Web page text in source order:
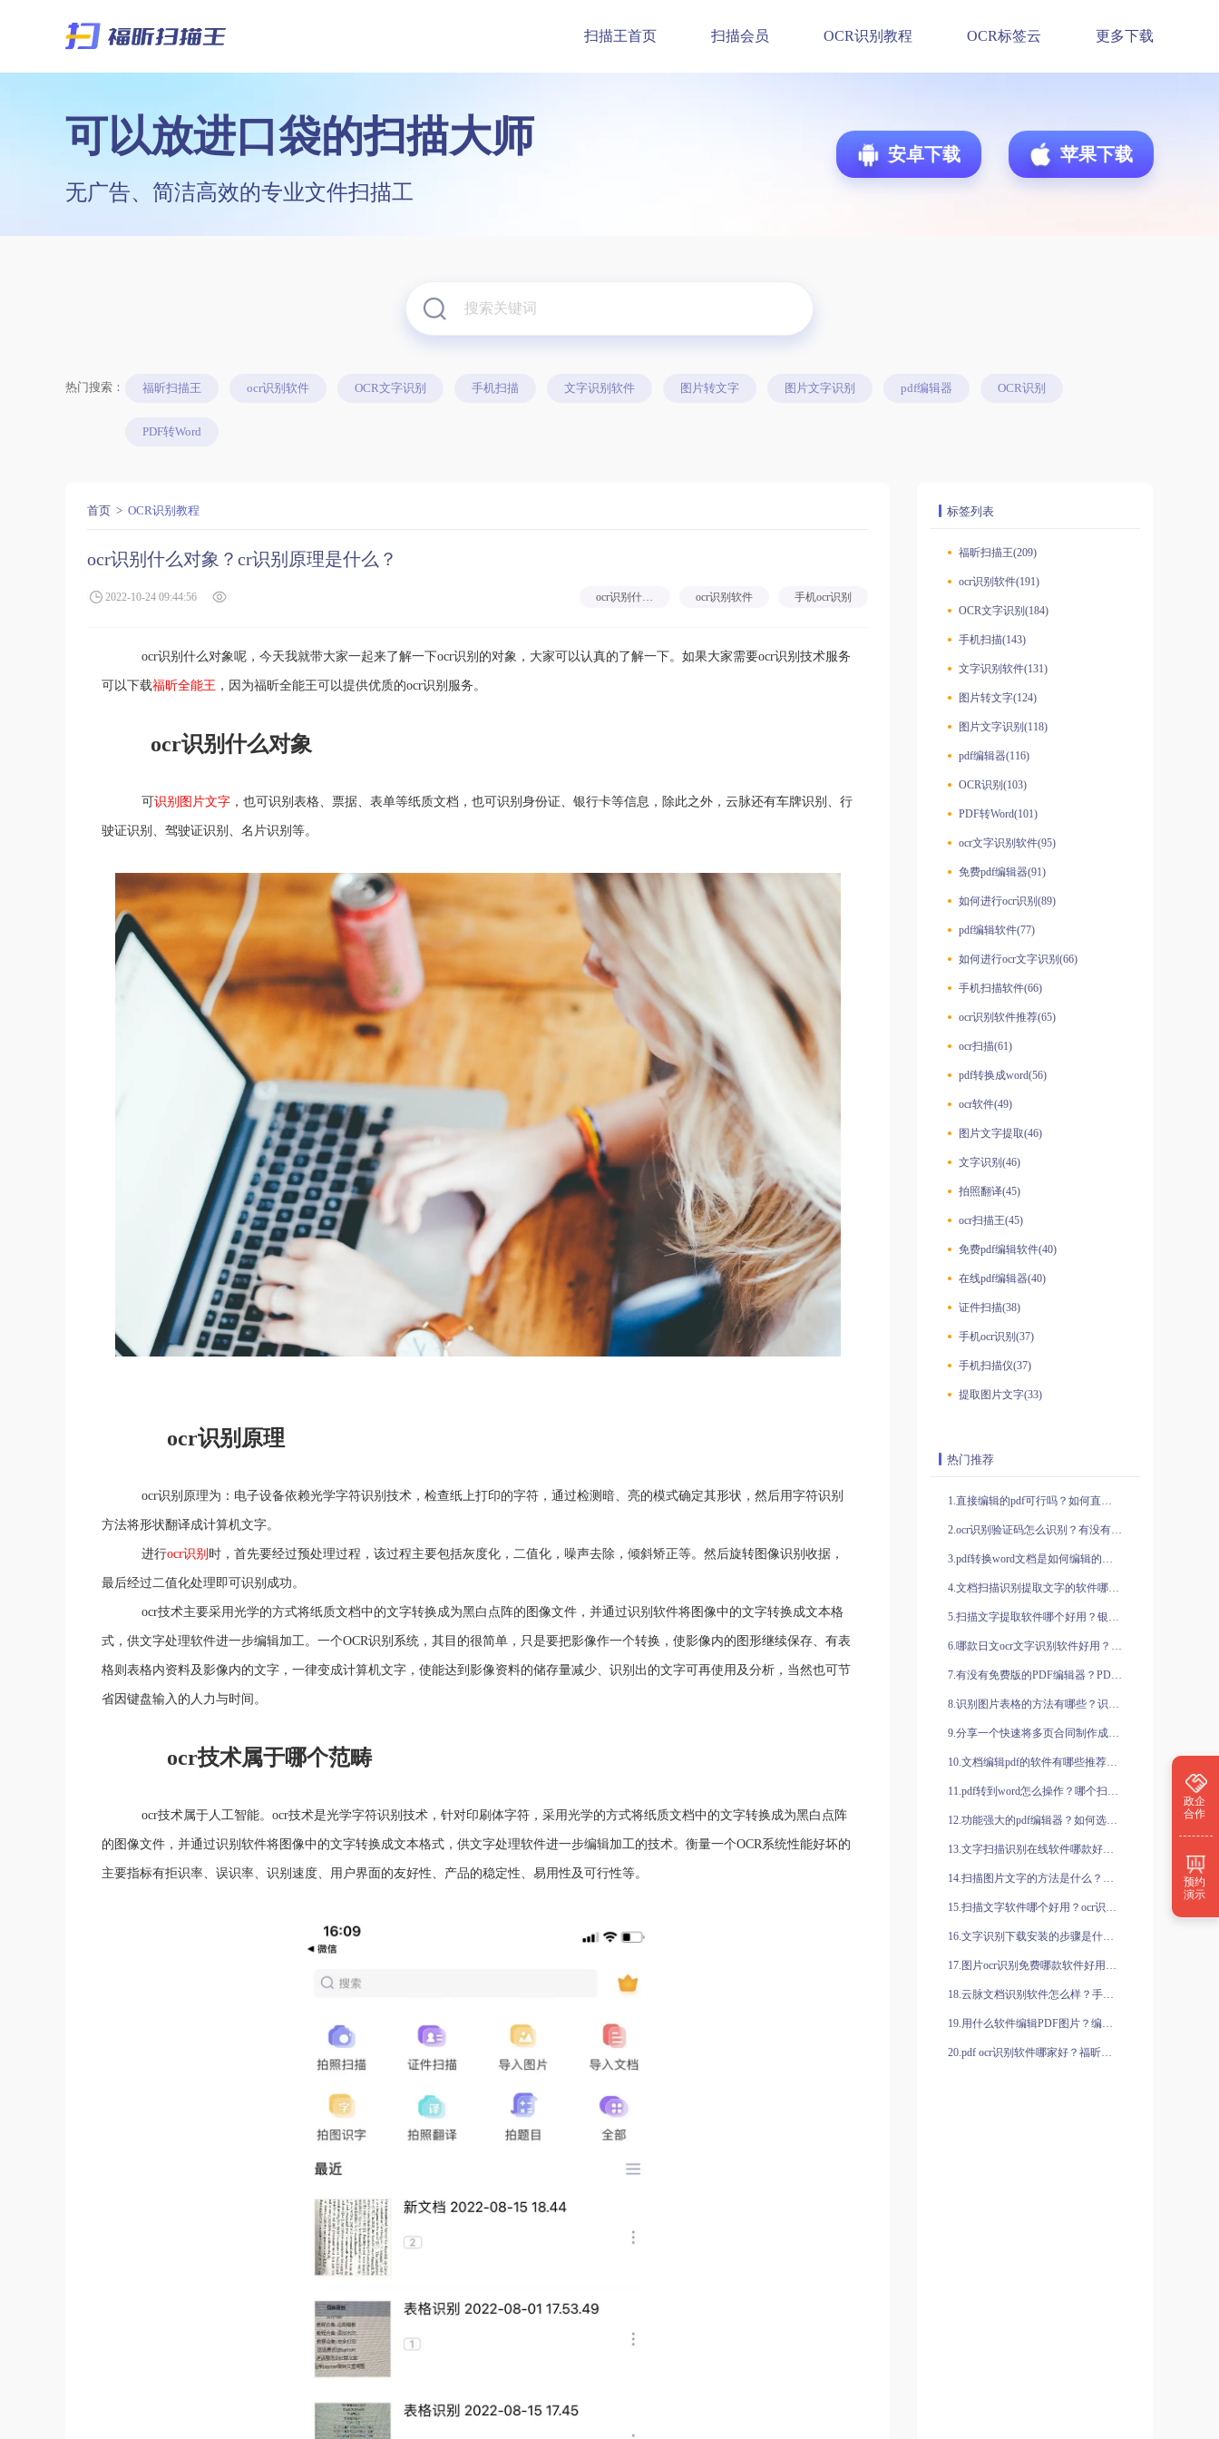
扫描王首页 扫描会员 OCR识别教程 OCR标签云 更多下载
可以放进口袋的扫描大师
无广告、简洁高效的专业文件扫描工
安卓下载 苹果下载
热门搜索： 福昕扫描王 ocr识别软件 OCR文字识别 手机扫描 文字识别软件 图片转文字 图片文字识别 pdf编辑器 OCR识别
PDF转Word
首页 OCR识别教程
ocr识别什么对象？cr识别原理是什么？
2022-10-24 09:44:56 ocr识别什么对象 ocr识别软件 手机ocr识别
ocr识别什么对象呢，今天我就带大家一起来了解一下ocr识别的对象，大家可以认真的了解一下。如果大家需要ocr识别技术服务
可以下载福昕全能王 ，因为福昕全能王可以提供优质的ocr识别服务。
ocr识别什么对象
可识别图片文字 ，也可识别表格、票据、表单等纸质文档，也可识别身份证、银行卡等信息，除此之外，云脉还有车牌识别、行
驶证识别、驾驶证识别、名片识别等。
ocr识别原理
ocr识别原理为：电子设备依赖光学字符识别技术，检查纸上打印的字符，通过检测暗、亮的模式确定其形状，然后用字符识别
方法将形状翻译成计算机文字。
进行ocr识别 时，首先要经过预处理过程，该过程主要包括灰度化，二值化，噪声去除，倾斜矫正等。然后旋转图像识别收据，
最后经过二值化处理即可识别成功。
ocr技术主要采用光学的方式将纸质文档中的文字转换成为黑白点阵的图像文件，并通过识别软件将图像中的文字转换成文本格
式，供文字处理软件进一步编辑加工。一个OCR识别系统，其目的很简单，只是要把影像作一个转换，使影像内的图形继续保存、有表
格则表格内资料及影像内的文字，一律变成计算机文字，使能达到影像资料的储存量减少、识别出的文字可再使用及分析，当然也可节
省因键盘输入的人力与时间。
ocr技术属于哪个范畴
ocr技术属于人工智能。ocr技术是光学字符识别技术，针对印刷体字符，采用光学的方式将纸质文档中的文字转换成为黑白点阵
的图像文件，并通过识别软件将图像中的文字转换成文本格式，供文字处理软件进一步编辑加工的技术。衡量一个OCR系统性能好坏的
主要指标有拒识率、误识率、识别速度、用户界面的友好性、产品的稳定性、易用性及可行性等。
标签列表
福昕扫描王(209)
ocr识别软件(191)
OCR文字识别(184)
手机扫描(143)
文字识别软件(131)
图片转文字(124)
图片文字识别(118)
pdf编辑器(116)
OCR识别(103)
PDF转Word(101)
ocr文字识别软件(95)
免费pdf编辑器(91)
如何进行ocr识别(89)
pdf编辑软件(77)
如何进行ocr文字识别(66)
手机扫描软件(66)
ocr识别软件推荐(65)
ocr扫描(61)
pdf转换成word(56)
ocr软件(49)
图片文字提取(46)
文字识别(46)
拍照翻译(45)
ocr扫描王(45)
免费pdf编辑软件(40)
在线pdf编辑器(40)
证件扫描(38)
手机ocr识别(37)
手机扫描仪(37)
提取图片文字(33)
热门推荐
1.直接编辑的pdf可行吗？如何直接编辑pdf？
2.ocr识别验证码怎么识别？有没有比较好的软件推荐呢？
3.pdf转换word文档是如何编辑的？pdf转换excel文档是如何编辑的？
4.文档扫描识别提取文字的软件哪款好用？什么是ocr文字识别？
5.扫描文字提取软件哪个好用？银行卡信息怎么识别？
6.哪款日文ocr文字识别软件好用？ocr识别软件具有哪些基本功能？
7.有没有免费版的PDF编辑器？PDF编辑器免费版在哪里下载？
8.识别图片表格的方法有哪些？识别图片表格的软件有哪些？
9.分享一个快速将多页合同制作成pdf文档的方法
10.文档编辑pdf的软件有哪些推荐的？文档编辑pdf的软件怎么选择？
11.pdf转到word怎么操作？哪个扫描软件好用？
12.功能强大的pdf编辑器？如何选择最佳的pdf编辑器？
13.文字扫描识别在线软件哪款好？图片如何转换成文字？
14.扫描图片文字的方法是什么？哪款扫描识别软件比较好用？
15.扫描文字软件哪个好用？ocr识别软件识别手写数字的步骤是什么？
16.文字识别下载安装的步骤是什么？怎么识别图片中的信息？
17.图片ocr识别免费哪款软件好用？具体如何操作？
18.云脉文档识别软件怎么样？手机怎么识别图片？
19.用什么软件编辑PDF图片？编辑PDF图片用什么软件？
20.pdf ocr识别软件哪家好？福昕全能王的使用方法有哪些？
政企
合作
预约
演示